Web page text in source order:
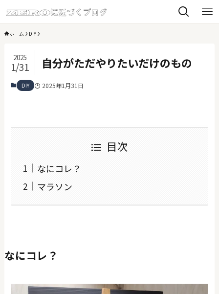
ホーム DIY
自分がただやりたいだけのもの
2025
1/31
DIY 2025年1月31日
目次
なにコレ？
マラソン
なにコレ？